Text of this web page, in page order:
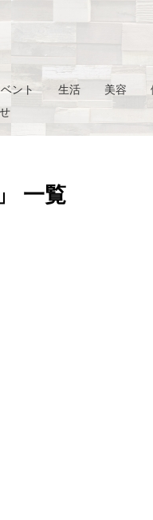
ント 生活 美容
一覧